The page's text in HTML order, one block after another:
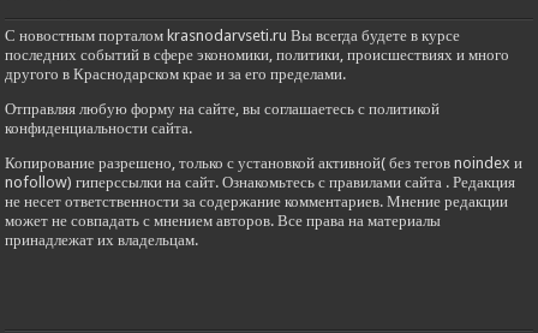
С новостным порталом krasnodarvseti.ru Вы всегда будете в курсе
последних событий в сфере экономики, политики, происшествиях и много
другого в Краснодарском крае и за его пределами.
Отправляя любую форму на сайте, вы соглашаетесь с политикой
конфиденциальности сайта.
Копирование разрешено, только с установкой активной( без тегов noindex и
nofollow) гиперссылки на сайт. Ознакомьтесь с правилами сайта . Редакция
не несет ответственности за содержание комментариев. Мнение редакции
может не совпадать с мнением авторов. Все права на материалы
принадлежат их владельцам.